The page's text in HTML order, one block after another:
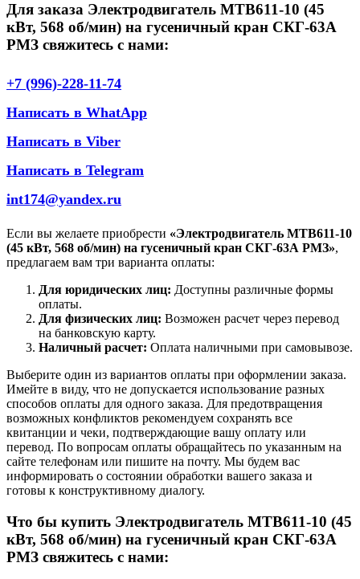
Для заказа Электродвигатель МТВ611-10 (45
кВт, 568 об/мин) на гусеничный кран СКГ-63А
РМЗ свяжитесь с нами:
+7 (996)-228-11-74
Написать в WhatApp
Написать в Viber
Написать в Telegram
int174@yandex.ru
Если вы желаете приобрести «Электродвигатель МТВ611-10
(45 кВт, 568 об/мин) на гусеничный кран СКГ-63А РМЗ»,
предлагаем вам три варианта оплаты:
Для юридических лиц: Доступны различные формы
оплаты.
Для физических лиц: Возможен расчет через перевод
на банковскую карту.
Наличный расчет: Оплата наличными при самовывозе.
Выберите один из вариантов оплаты при оформлении заказа.
Имейте в виду, что не допускается использование разных
способов оплаты для одного заказа. Для предотвращения
возможных конфликтов рекомендуем сохранять все
квитанции и чеки, подтверждающие вашу оплату или
перевод. По вопросам оплаты обращайтесь по указанным на
сайте телефонам или пишите на почту. Мы будем вас
информировать о состоянии обработки вашего заказа и
готовы к конструктивному диалогу.
Что бы купить Электродвигатель МТВ611-10 (45
кВт, 568 об/мин) на гусеничный кран СКГ-63А
РМЗ свяжитесь с нами: